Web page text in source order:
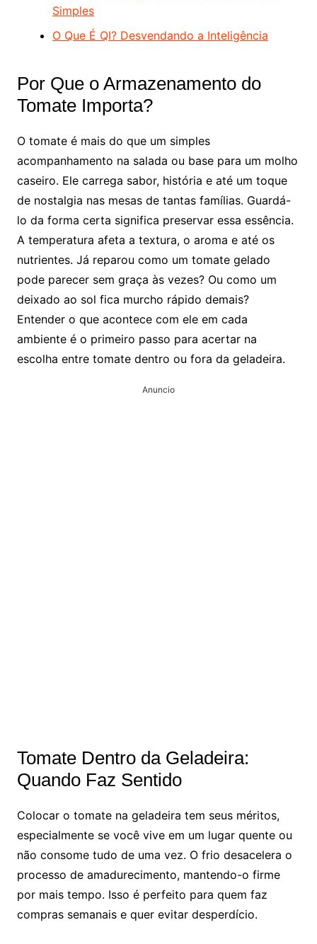
Simples
O Que É QI? Desvendando a Inteligência
Por Que o Armazenamento do
Tomate Importa?
O tomate é mais do que um simples
acompanhamento na salada ou base para um molho
caseiro. Ele carrega sabor, história e até um toque
de nostalgia nas mesas de tantas famílias. Guardá-
lo da forma certa significa preservar essa essência.
A temperatura afeta a textura, o aroma e até os
nutrientes. Já reparou como um tomate gelado
pode parecer sem graça às vezes? Ou como um
deixado ao sol fica murcho rápido demais?
Entender o que acontece com ele em cada
ambiente é o primeiro passo para acertar na
escolha entre tomate dentro ou fora da geladeira.
Anuncio
Tomate Dentro da Geladeira:
Quando Faz Sentido
Colocar o tomate na geladeira tem seus méritos,
especialmente se você vive em um lugar quente ou
não consome tudo de uma vez. O frio desacelera o
processo de amadurecimento, mantendo-o firme
por mais tempo. Isso é perfeito para quem faz
compras semanais e quer evitar desperdício.